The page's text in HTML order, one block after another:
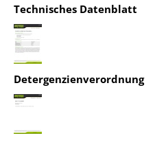
powered by
Technisches Datenblatt
Detergenzienverordnung